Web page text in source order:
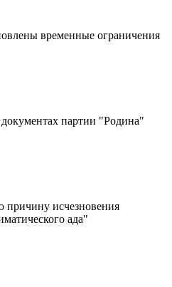
временные ограничения
партии "Родина"
исчезновения
ада"